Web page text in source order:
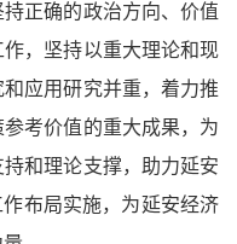
正确的政治方向、价值
，坚持以重大理论和现
应用研究并重，着力推
考价值的重大成果，为
和理论支撑，助力延安
作布局实施，为延安经济